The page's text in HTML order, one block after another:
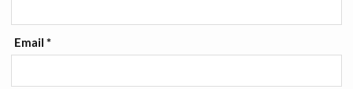
Email*